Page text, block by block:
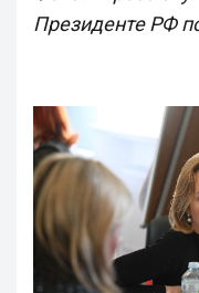
Президенте РФ